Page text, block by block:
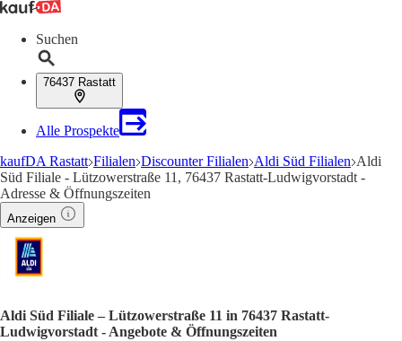
Suchen
76437 Rastatt
Alle Prospekte
kaufDA Rastatt Filialen Discounter Filialen Aldi Süd Filialen Aldi
Süd Filiale - Lützowerstraße 11, 76437 Rastatt-Ludwigvorstadt -
Adresse & Öffnungszeiten
Anzeigen
Aldi Süd Filiale – Lützowerstraße 11 in 76437 Rastatt-
Ludwigvorstadt - Angebote & Öffnungszeiten